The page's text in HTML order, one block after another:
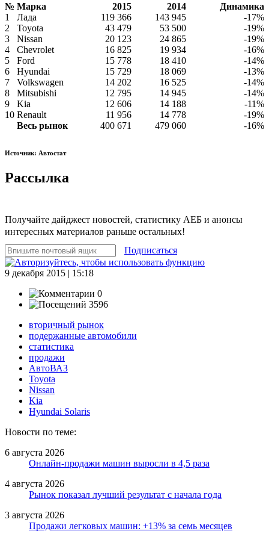
№ Марка 2015 2014
Динамика
1
Лада 119 366 143 945
-17%
2
Toyota 43 479 53 500
-19%
3
Nissan 20 123 24 865
-19%
4
Chevrolet 16 825 19 934
-16%
5
Ford 15 778 18 410
-14%
6
Hyundai 15 729 18 069
-13%
7
Volkswagen 14 202 16 525
-14%
8
Mitsubishi 12 795 14 945
-14%
9
Kia 12 606 14 188
-11%
10 Renault 11 956 14 778
-19%
Весь рынок
400 671 479 060 -16%
Источник: Автостат
Рассылка
Получайте дайджест новостей, статистику АЕБ и анонсы
интересных материалов раньше остальных!
Подписаться
9 декабря 2015 | 15:18
0
3596
вторичный рынок
подержанные автомобили
статистика
продажи
АвтоВАЗ
Toyota
Nissan
Kia
Hyundai Solaris
Новости по теме:
6 августа 2026
Онлайн-продажи машин выросли в 4,5 раза
4 августа 2026
Рынок показал лучший результат с начала года
3 августа 2026
Продажи легковых машин: +13% за семь месяцев